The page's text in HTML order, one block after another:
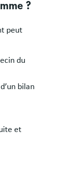
?
peut
du
bilan
et